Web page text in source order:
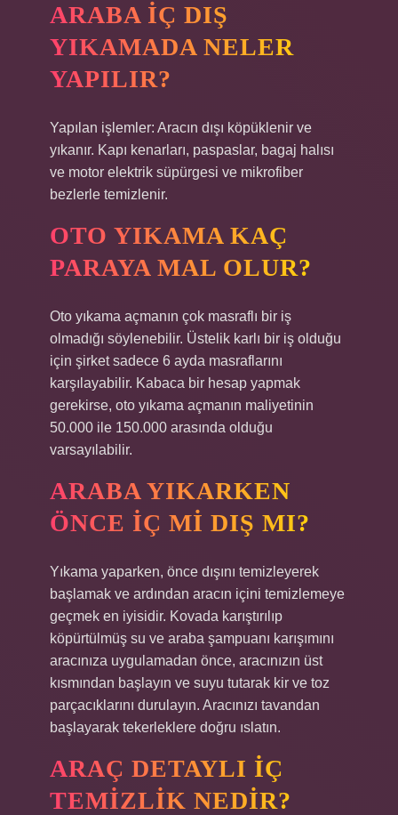
ARABA IÇ DIŞ
YIKAMADA NELER
YAPILIR?
Yapılan işlemler: Aracın dışı köpüklenir ve
yıkanır. Kapı kenarları, paspaslar, bagaj halısı
ve motor elektrik süpürgesi ve mikrofiber
bezlerle temizlenir.
OTO YIKAMA KAÇ
PARAYA MAL OLUR?
Oto yıkama açmanın çok masraflı bir iş
olmadığı söylenebilir. Üstelik karlı bir iş olduğu
için şirket sadece 6 ayda masraflarını
karşılayabilir. Kabaca bir hesap yapmak
gerekirse, oto yıkama açmanın maliyetinin
50.000 ile 150.000 arasında olduğu
varsayılabilir.
ARABA YIKARKEN
ÖNCE IÇ MI DIŞ MI?
Yıkama yaparken, önce dışını temizleyerek
başlamak ve ardından aracın içini temizlemeye
geçmek en iyisidir. Kovada karıştırılıp
köpürtülmüş su ve araba şampuanı karışımını
aracınıza uygulamadan önce, aracınızın üst
kısmından başlayın ve suyu tutarak kir ve toz
parçacıklarını durulayın. Aracınızı tavandan
başlayarak tekerleklere doğru ıslatın.
ARAÇ DETAYLI IÇ
TEMIZLIK NEDIR?